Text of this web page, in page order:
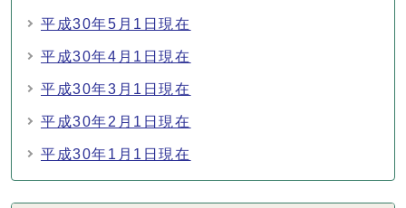
平成30年5月1日現在
平成30年4月1日現在
平成30年3月1日現在
平成30年2月1日現在
平成30年1月1日現在